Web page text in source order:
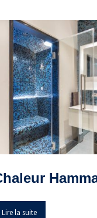
Lire la suite